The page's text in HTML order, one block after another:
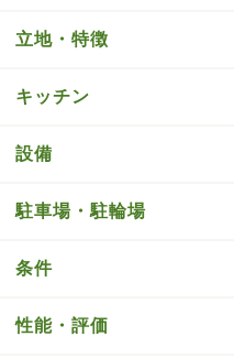
立地・特徴
キッチン
設備
駐車場・駐輪場
条件
性能・評価